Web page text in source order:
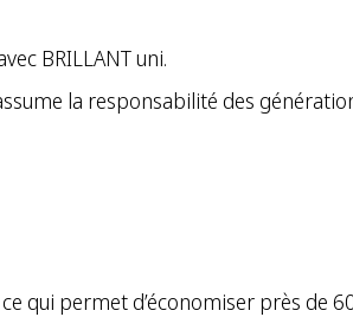
BRILLANT uni.
la responsabilité des
qui permet d’économiser près de